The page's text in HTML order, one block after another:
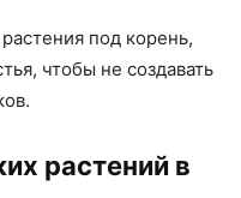
под корень,
чтобы не создавать
растений в